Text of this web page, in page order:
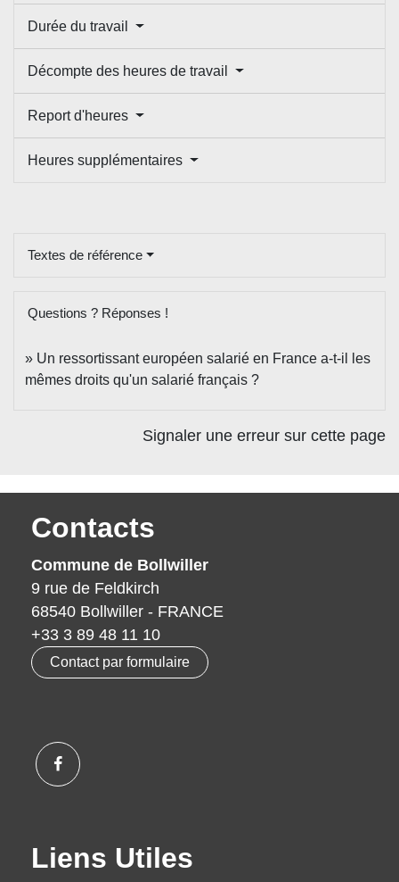
Durée du travail
Décompte des heures de travail
Report d'heures
Heures supplémentaires
Textes de référence
Questions ? Réponses !
Un ressortissant européen salarié en France a-t-il les
mêmes droits qu'un salarié français ?
Signaler une erreur sur cette page
Contacts
Commune de Bollwiller
9 rue de Feldkirch
68540 Bollwiller - FRANCE
+33 3 89 48 11 10
Contact par formulaire
Liens Utiles